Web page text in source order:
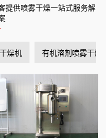
提供喷雾干燥一站式服务解
燥机 有机溶剂喷雾干燥